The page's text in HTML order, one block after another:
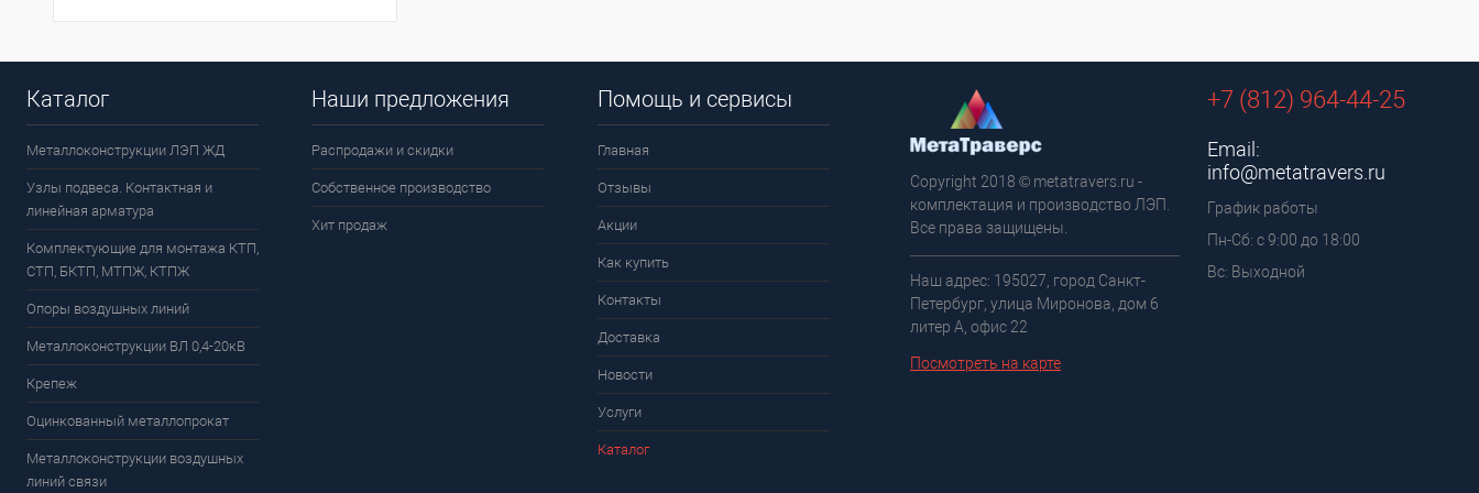
Каталог
Металлоконструкции ЛЭП ЖД
Узлы подвеса. Контактная и
линейная арматура
Комплектующие для монтажа КТП,
СТП, БКТП, МТПЖ, КТПЖ
Опоры воздушных линий
Металлоконструкции ВЛ 0,4-20кВ
Крепеж
Оцинкованный металлопрокат
Металлоконструкции воздушных
линий связи
Наши предложения
Распродажи и скидки
Собственное производство
Хит продаж
Помощь и сервисы
Главная
Отзывы
Акции
Как купить
Контакты
Доставка
Новости
Услуги
Каталог
Copyright 2018 © metatravers.ru -
комплектация и производство ЛЭП.
Все права защищены.
Наш адрес: 195027, город Санкт-
Петербург, улица Миронова, дом 6
литер А, офис 22
Посмотреть на карте
+7 (812) 964-44-25
Email:
info@metatravers.ru
График работы
Пн-Сб: с 9:00 до 18:00
Вс: Выходной